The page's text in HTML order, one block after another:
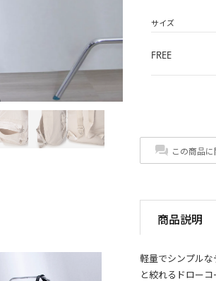
サイズ
FREE
この商品
商品説明
軽量でシンプル
と絞れるドローコ